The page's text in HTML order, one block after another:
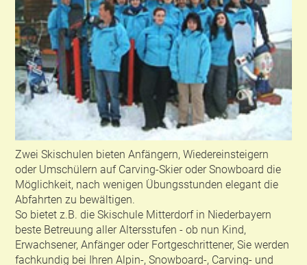
Zwei Skischulen bieten Anfängern, Wiedereinsteigern
oder Umschülern auf Carving-Skier oder Snowboard die
Möglichkeit, nach wenigen Übungsstunden elegant die
Abfahrten zu bewältigen.
So bietet z.B. die Skischule Mitterdorf in Niederbayern
beste Betreuung aller Altersstufen - ob nun Kind,
Erwachsener, Anfänger oder Fortgeschrittener, Sie werden
fachkundig bei Ihren Alpin-, Snowboard-, Carving- und